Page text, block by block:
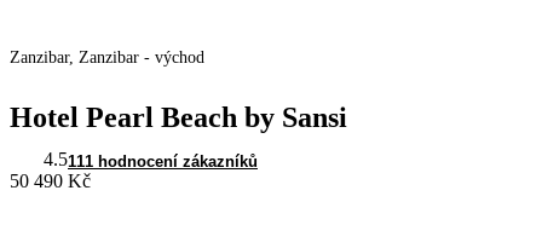
Zanzibar, Zanzibar - východ
Hotel Pearl Beach by Sansi
4.5111 hodnocení zákazníků
50 490 Kč